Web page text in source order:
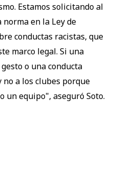
Estamos solicitando al
en la Ley de
conductas racistas, que
marco legal. Si una
o una conducta
no a los clubes porque
un equipo", aseguró Soto.